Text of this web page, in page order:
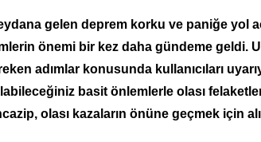
gelen deprem korku ve paniğe yol
önemi bir kez daha gündeme geldi.
adımlar konusunda kullanıcıları
basit önlemlerle olası
olası kazaların önüne geçmek için